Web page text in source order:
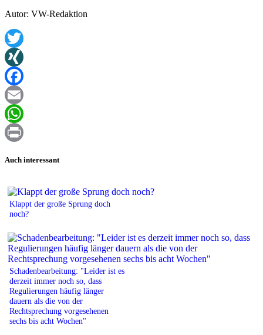
Autor: VW-Redaktion
Twitter
XING
Facebook
Email
WhatsApp
Auch interessant
Klappt der große Sprung doch
noch?
Schadenbearbeitung: "Leider ist es
derzeit immer noch so, dass
Regulierungen häufig länger
dauern als die von der
Rechtsprechung vorgesehenen
sechs bis acht Wochen"